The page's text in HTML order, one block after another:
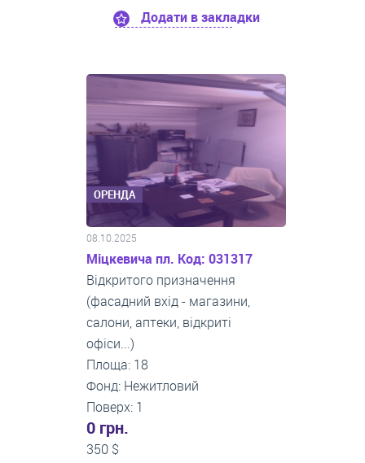
Додати в закладки
ОРЕНДА
08.10.2025
Міцкевича пл. Код: 031317
Відкритого призначення
(фасадний вхід - магазини,
салони, аптеки, відкриті
офіси...)
Площа: 18
Фонд: Нежитловий
Поверх: 1
0 грн.
350 $